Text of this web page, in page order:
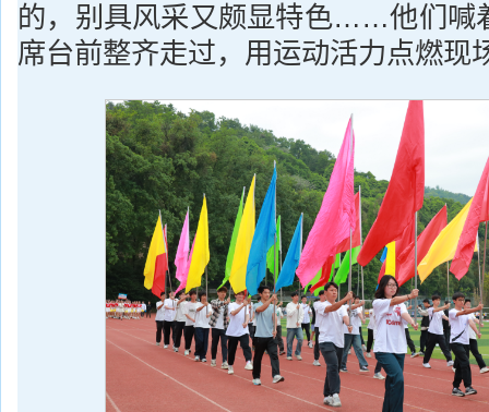
的，别具风采又颇显特色……他们喊
席台前整齐走过，用运动活力点燃现